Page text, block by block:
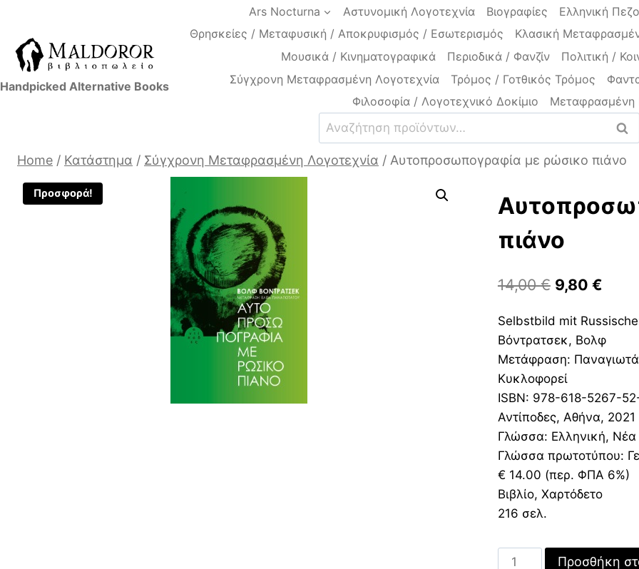
content
Handpicked Alternative Books
Ars Nocturna Αστυνομική Λογοτεχνία Βιογραφίες Ελληνική
Θρησκείες / Μεταφυσική / Αποκρυφισμός / Εσωτερισμός
Κλασική
Μουσικά / Κινηματογραφικά
Περιοδικά / Φανζίν
Πολιτική /
Σύγχρονη Μεταφρασμένη Λογοτεχνία
Τρόμος / Γοτθικός Τρόμος
Φιλοσοφία / Λογοτεχνικό Δοκίμιο
Μεταφρασμένη
Αναζήτηση
για:
Home / Κατάστημα / Σύγχρονη Μεταφρασμένη Λογοτεχνία / Αυτοπροσωπογραφία με ρώσικο πιάνο
Προσφορά!
πιάνο
14,00€ Original
was:
14,00 €.
9,80 €Η
τιμή
Selbstbild mit
Βόντρατσεκ, Βολφ
Μετάφραση:
Κυκλοφορεί
ISBN: 978-618-5267-
Αντίποδες, Αθήνα, 2021
Γλώσσα: Ελληνική, Νέα
Γλώσσα πρωτοτύπου:
€ 14.00 (περ. ΦΠΑ 6%)
Βιβλίο, Χαρτόδετο
216 σελ.
Αυτοπροσωπογραφία
Προσθήκη